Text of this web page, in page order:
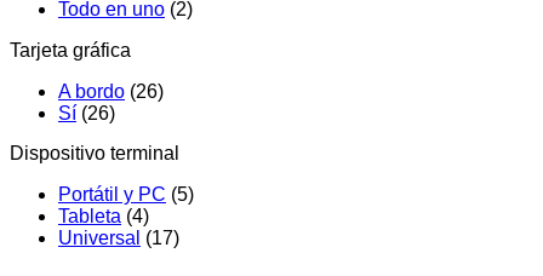
Todo en uno (2)
Tarjeta gráfica
A bordo (26)
Sí (26)
Dispositivo terminal
Portátil y PC (5)
Tableta (4)
Universal (17)